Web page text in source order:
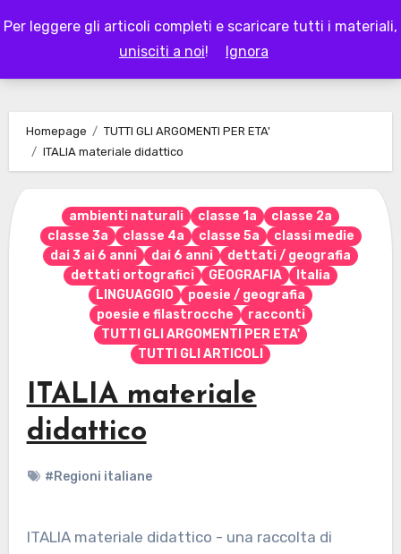
Per leggere gli articoli completi e scaricare tutti i materiali,
unisciti a noi! Ignora
to
LAPAPPADOLCE
Homepage
TUTTI GLI ARGOMENTI PER ETA'
ITALIA materiale didattico
ambienti naturali classe 1a
classe 2a
classe 3a
classe 4a classe 5a
classi medie
dai 3 ai 6 anni
dai 6 anni
dettati / geografia
dettati ortografici
GEOGRAFIA
Italia
LINGUAGGIO
poesie / geografia
poesie e filastrocche
racconti
TUTTI GLI ARGOMENTI PER ETA'
TUTTI GLI ARTICOLI
ITALIA materiale
didattico
#Regioni italiane
ITALIA materiale didattico - una raccolta di